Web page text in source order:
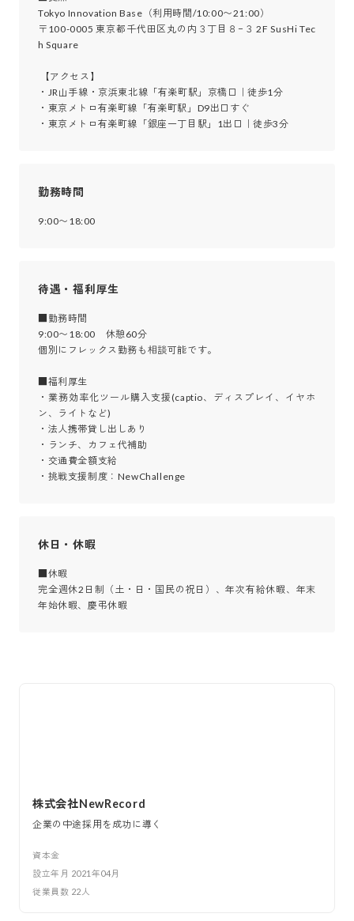
Tokyo Innovation Base（利用時間/10:00〜21:00）
〒100-0005 東京都千代田区丸の内３丁目８−３ 2F SusHi Tec
h Square
・JR山手線・京浜東北線「有楽町駅」京橋口｜徒歩1分
・東京メトロ有楽町線「有楽町駅」D9出口すぐ
・東京メトロ有楽町線「銀座一丁目駅」1出口｜徒歩3分
勤務時間
9:00〜18:00
待遇・福利厚生
■勤務時間
9:00〜18:00　休憩60分
個別にフレックス勤務も相談可能です。
■福利厚生
・業務効率化ツール購入支援(captio、ディスプレイ、イヤホ
ン、ライトなど)
・法人携帯貸し出しあり
・ランチ、カフェ代補助
・交通費全額支給
・挑戦支援制度：NewChallenge
休日・休暇
■休暇
完全週休2日制（土・日・国民の祝日）、年次有給休暇、年末
年始休暇、慶弔休暇
株式会社NewRecord
企業の中途採用を成功に導く
資本金
設立年月 2021年04月
従業員数 22 人